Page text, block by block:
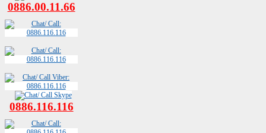
0886.00.11.66
0886.116.116